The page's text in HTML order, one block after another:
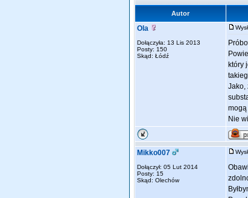
Autor
Ola
Dołączyła: 13 Lis 2013
Posty: 150
Skąd: Łódź
który
Jako,
mogą
Nie
Mikko007
Dołączył: 05 Lut 2014
Posty: 15
Skąd: Olechów